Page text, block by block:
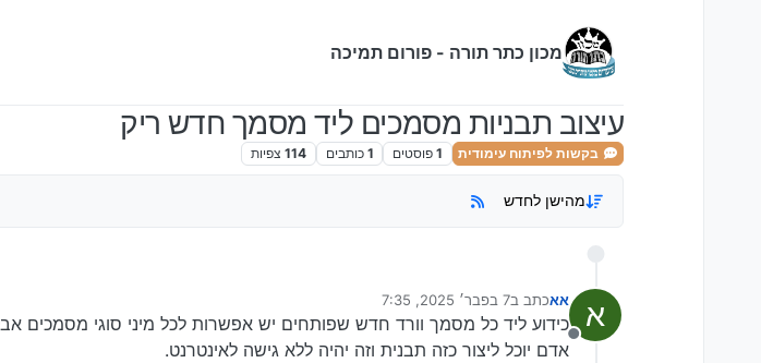
מכון כתר תורה - פורום תמיכה
עיצוב תבניות מסמכים ליד מסמך חדש ריק
בקשות לפיתוח עימודית 1 פוסטים 1 כותבים 114 צפיות
מהישן לחדש
א
מנותק
אאכתב ב7 בפבר׳ 2025, 7:35
נערך לאחרונה על ידי
כידוע ליד כל מסמך וורד חדש שפותחים יש אפשרות לכל מיני סוגי מסמכים
אדם יוכל ליצור כזה תבנית וזה יהיה ללא גישה לאינטרנט.